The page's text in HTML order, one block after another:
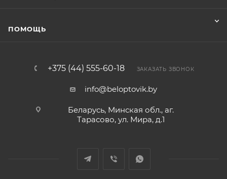
ПОМОЩЬ
+375 (44) 555-60-18 ЗАКАЗАТЬ ЗВОНОК
info@beloptovik.by
Беларусь, Минская обл., аг.
Тарасово, ул. Мира, д.1